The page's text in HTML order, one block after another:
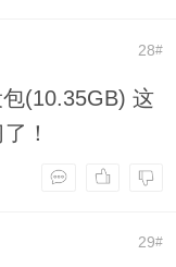
28#
(10.35GB) 这
！
29#